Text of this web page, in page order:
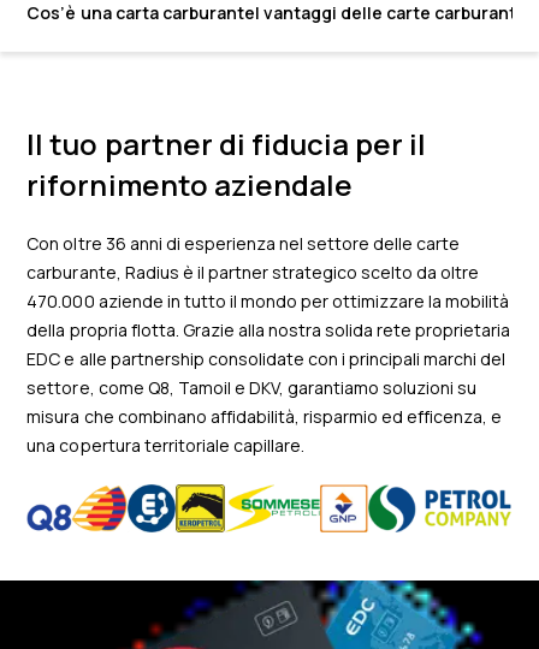
Cos’è una carta carburanteI vantaggi delle carte carburante
Il tuo partner di fiducia per il
rifornimento aziendale
Con oltre 36 anni di esperienza nel settore delle carte
carburante, Radius è il partner strategico scelto da oltre
470.000 aziende in tutto il mondo per ottimizzare la mobilità
della propria flotta. Grazie alla nostra solida rete proprietaria
EDC e alle partnership consolidate con i principali marchi del
settore, come Q8, Tamoil e DKV, garantiamo soluzioni su
misura che combinano affidabilità, risparmio ed efficenza, e
una copertura territoriale capillare.